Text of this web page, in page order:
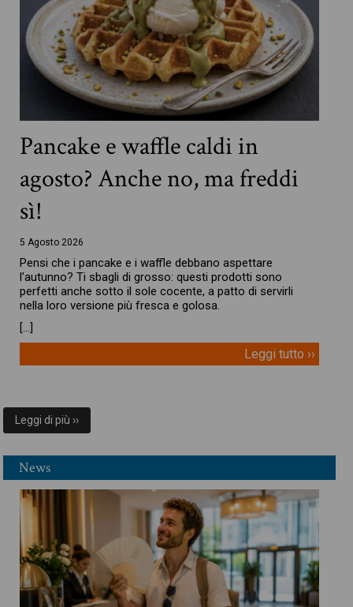
Pancake e waffle caldi in
agosto? Anche no, ma freddi
sì!
5 Agosto 2026
Pensi che i pancake e i waffle debbano aspettare
l’autunno? Ti sbagli di grosso: questi prodotti sono
perfetti anche sotto il sole cocente, a patto di servirli
nella loro versione più fresca e golosa.
[…]
Leggi tutto ››
Leggi di più ››
News